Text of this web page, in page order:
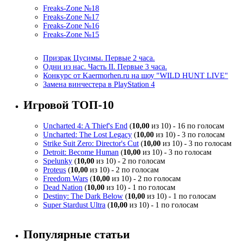
Freaks-Zone №18
Freaks-Zone №17
Freaks-Zone №16
Freaks-Zone №15
Призрак Цусимы. Первые 2 часа.
Одни из нас. Часть II. Первые 3 часа.
Конкурс от Kaermorhen.ru на шоу "WILD HUNT LIVE"
Замена винчестера в PlayStation 4
Игровой ТОП-10
Uncharted 4: A Thief's End (10,00 из 10) - 16 по голосам
Uncharted: The Lost Legacy (10,00 из 10) - 3 по голосам
Strike Suit Zero: Director's Cut (10,00 из 10) - 3 по голосам
Detroit: Become Human (10,00 из 10) - 3 по голосам
Spelunky (10,00 из 10) - 2 по голосам
Proteus (10,00 из 10) - 2 по голосам
Freedom Wars (10,00 из 10) - 2 по голосам
Dead Nation (10,00 из 10) - 1 по голосам
Destiny: The Dark Below (10,00 из 10) - 1 по голосам
Super Stardust Ultra (10,00 из 10) - 1 по голосам
Популярные статьи